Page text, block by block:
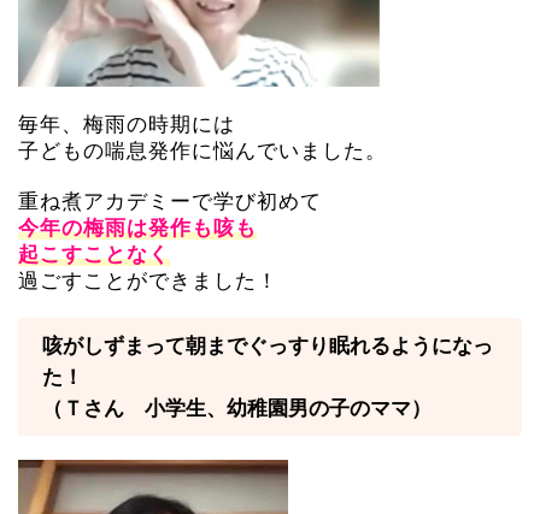
毎年、梅雨の時期には
子どもの喘息発作に悩んでいました。
重ね煮アカデミーで学び初めて
今年の梅雨は発作も咳も
起こすことなく
過ごすことができました！
咳がしずまって朝までぐっすり眠れるようになっ
た！
（Ｔさん 小学生、幼稚園男の子のママ）